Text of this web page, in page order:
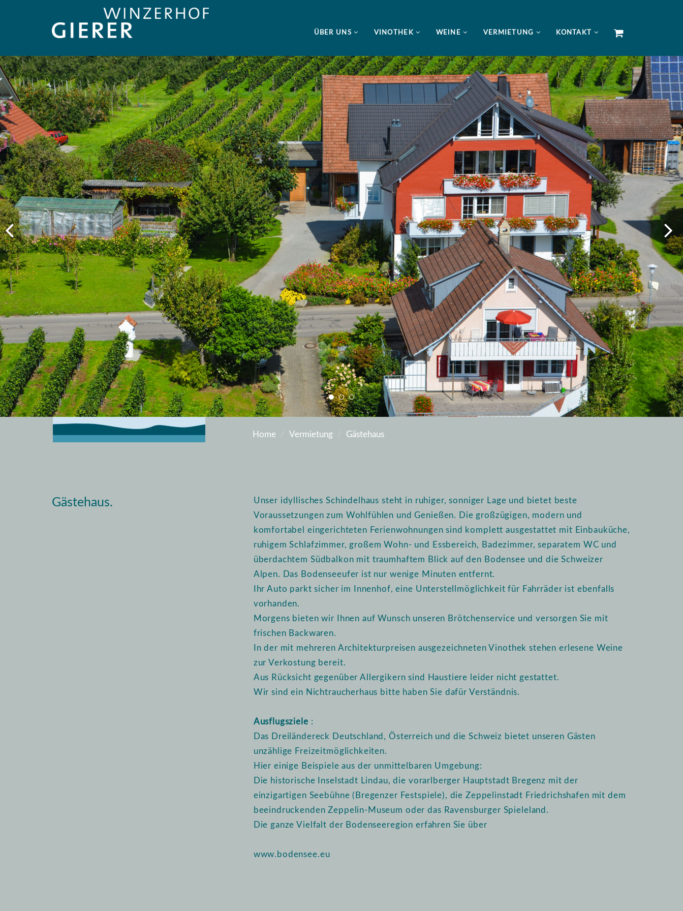
ÜBER UNS VINOTHEK WEINE VERMIETUNG KONTAKT
Home Vermietung Gästehaus
Gästehaus.
Unser idyllisches Schindelhaus steht in ruhiger, sonniger Lage und bietet beste
Voraussetzungen zum Wohlfühlen und Genießen. Die großzügigen, modern und
komfortabel eingerichteten Ferienwohnungen sind komplett ausgestattet mit Einbauküche,
ruhigem Schlafzimmer, großem Wohn- und Essbereich, Badezimmer, separatem WC und
überdachtem Südbalkon mit traumhaftem Blick auf den Bodensee und die Schweizer
Alpen. Das Bodenseeufer ist nur wenige Minuten entfernt.
Ihr Auto parkt sicher im Innenhof, eine Unterstellmöglichkeit für Fahrräder ist ebenfalls
vorhanden.
Morgens bieten wir Ihnen auf Wunsch unseren Brötchenservice und versorgen Sie mit
frischen Backwaren.
In der mit mehreren Architekturpreisen ausgezeichneten Vinothek stehen erlesene Weine
zur Verkostung bereit.
Aus Rücksicht gegenüber Allergikern sind Haustiere leider nicht gestattet.
Wir sind ein Nichtraucherhaus bitte haben Sie dafür Verständnis.
Ausflugsziele :
Das Dreiländereck Deutschland, Österreich und die Schweiz bietet unseren Gästen
unzählige Freizeitmöglichkeiten.
Hier einige Beispiele aus der unmittelbaren Umgebung:
Die historische Inselstadt Lindau, die vorarlberger Hauptstadt Bregenz mit der
einzigartigen Seebühne (Bregenzer Festspiele), die Zeppelinstadt Friedrichshafen mit dem
beeindruckenden Zeppelin-Museum oder das Ravensburger Spieleland.
Die ganze Vielfalt der Bodenseeregion erfahren Sie über
www.bodensee.eu